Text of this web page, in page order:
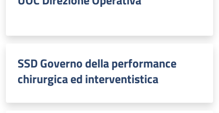
SSD Governo della performance
chirurgica ed interventistica